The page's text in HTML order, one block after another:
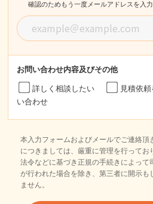
確認のためもう一度メールアドレスを入力
お問い合わせ内容及びその他
詳しく相談したい 見積依
い合わせ
本入力フォームおよびメールでご連絡頂
につきましては、厳重に管理を行ってお
法令などに基づき正規の手続きによって
が行われた場合を除き、第三者に開示も
ません。